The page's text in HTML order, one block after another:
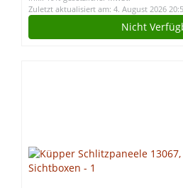
Zuletzt aktualisiert am: 4. August 2026
Nicht